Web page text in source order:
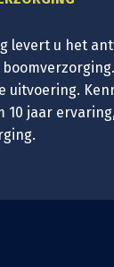
levert u het
uitvoering.
10 jaar